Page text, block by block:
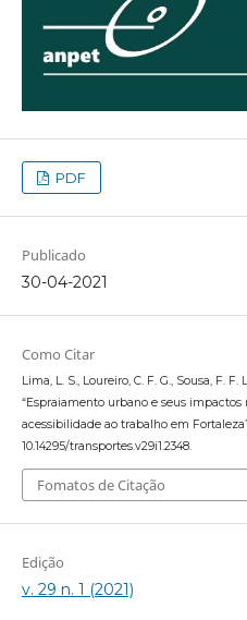
PDF
Publicado
30-04-2021
Como Citar
Lima, L. S., Loureiro, C. F. G., Sousa, F. F.
“Espraiamento urbano e seus
acessibilidade ao trabalho em
10.14295/transportes.v29i1.2348.
Fomatos de Citação
Edição
v. 29 n. 1 (2021)